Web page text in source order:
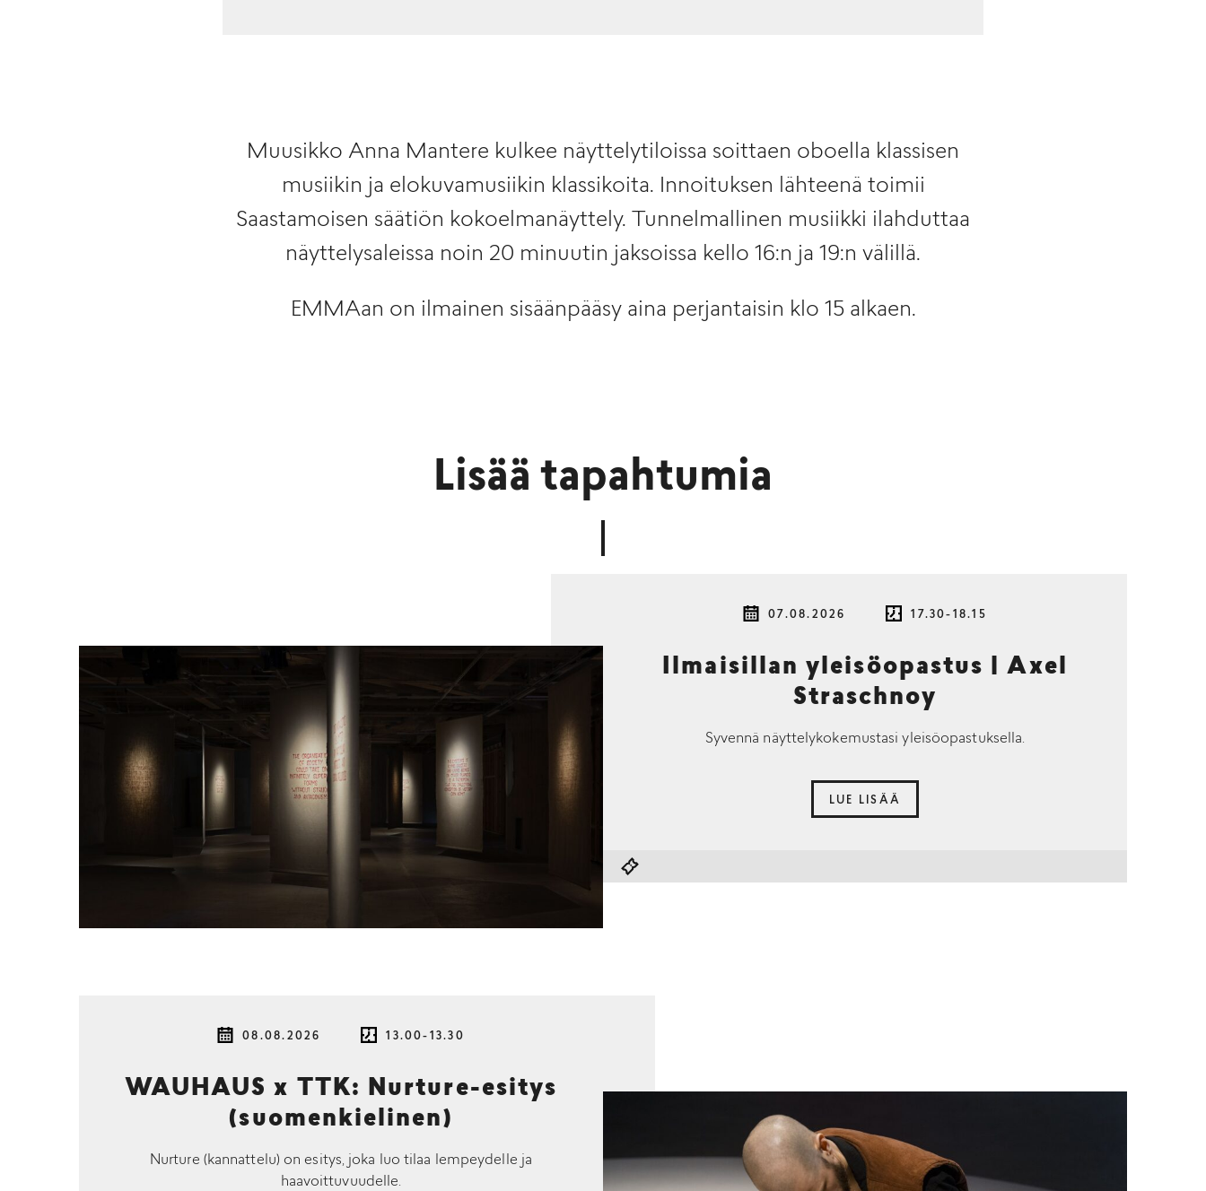
Muusikko Anna Mantere kulkee näyttelytiloissa soittaen oboella klassisen
musiikin ja elokuvamusiikin klassikoita. Innoituksen lähteenä toimii
Saastamoisen säätiön kokoelmanäyttely. Tunnelmallinen musiikki ilahduttaa
näyttelysaleissa noin 20 minuutin jaksoissa kello 16:n ja 19:n välillä.
EMMAan on ilmainen sisäänpääsy aina perjantaisin klo 15 alkaen.
Lisää tapahtumia
07.08.2026 17.30-18.15
Ilmaisillan yleisöopastus | Axel
Straschnoy
Syvennä näyttelykokemustasi yleisöopastuksella.
LUE LISÄÄ
08.08.2026 13.00-13.30
WAUHAUS x TTK: Nurture-esitys
(suomenkielinen)
Nurture (kannattelu) on esitys, joka luo tilaa lempeydelle ja
haavoittuvuudelle.